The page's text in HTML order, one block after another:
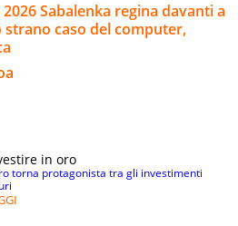
Sabalenka regina davanti a
caso del computer,
in oro
torna protagonista tra gli investimenti